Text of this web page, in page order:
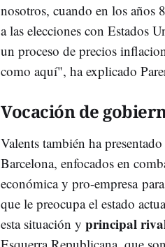
nosotros, cuando en los años
a las elecciones con Estados
un proceso de precios
como aquí", ha explicado
Vocación de
Valents también ha
Barcelona, enfocados en
económica y pro-empresa
que le preocupa el estado
esta situación y principal